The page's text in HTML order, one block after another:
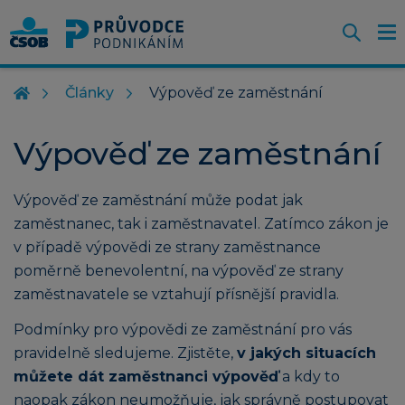
Články Výpověď ze zaměstnání
Výpověď ze zaměstnání
Výpověď ze zaměstnání může podat jak
zaměstnanec, tak i zaměstnavatel. Zatímco zákon je
v případě výpovědi ze strany zaměstnance
poměrně benevolentní, na výpověď ze strany
zaměstnavatele se vztahují přísnější pravidla.
Podmínky pro výpovědi ze zaměstnání pro vás
pravidelně sledujeme. Zjistěte, v jakých situacích
můžete dát zaměstnanci výpověďa kdy to
naopak zákon neumožňuje, jak správně postupovat